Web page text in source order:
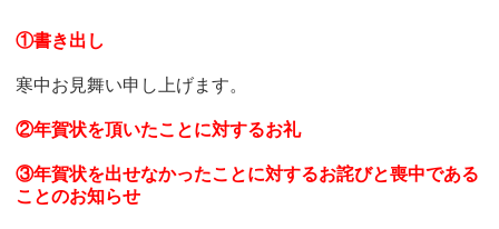
①書き出し
寒中お見舞い申し上げます。
②年賀状を頂いたことに対するお礼
③年賀状を出せなかったことに対するお詫びと喪中である
ことのお知らせ